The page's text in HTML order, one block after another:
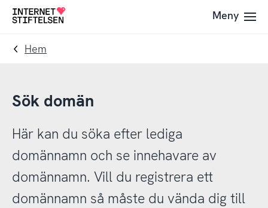
Till
navigering
Till
innehåll
Till
Meny
Hem
Sök domän
Här kan du söka efter lediga
domännamn och se innehavare av
domännamn. Vill du registrera ett
domännamn så måste du vända dig till